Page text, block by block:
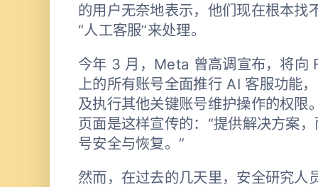
的用户无奈地表示，他们现在根本找
“人工客服”来处理。
今年 3 月，Meta 曾高调宣布，将
上的所有账号全面推行 AI 客服功能
及执行其他关键账号维护操作的权限
页面是这样宣传的：“提供解决方案
号安全与恢复。”
然而，在过去的几天里，安全研究